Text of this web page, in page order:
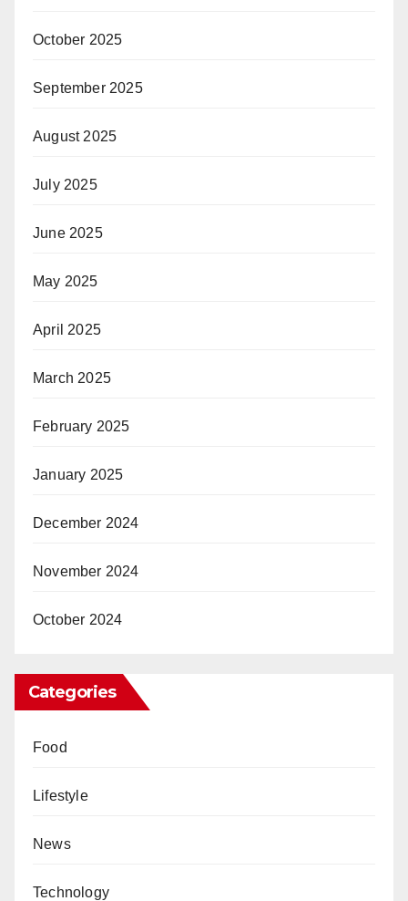
October 2025
September 2025
August 2025
July 2025
June 2025
May 2025
April 2025
March 2025
February 2025
January 2025
December 2024
November 2024
October 2024
Categories
Food
Lifestyle
News
Technology